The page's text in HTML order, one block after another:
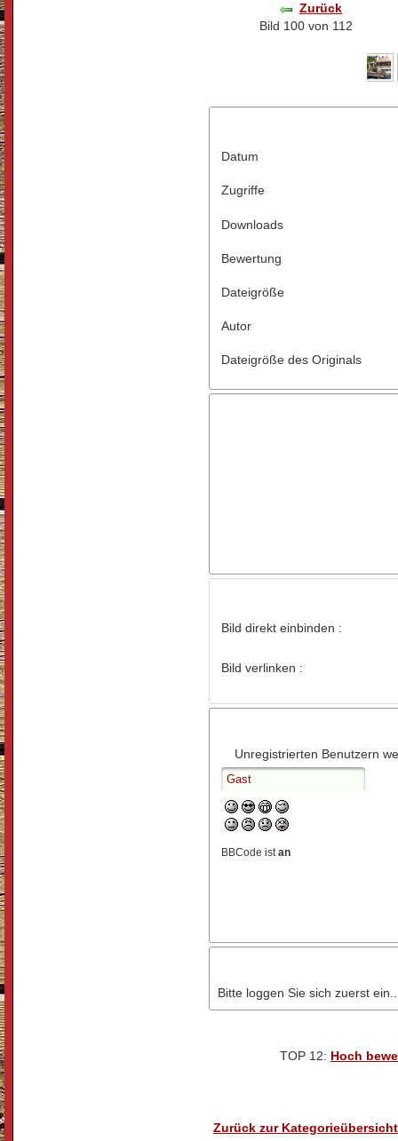
Zurück
Bild 100 von 112
Datum
Zugriffe
Downloads
Bewertung
Dateigröße
Autor
Dateigröße des Originals
Bild direkt einbinden :
Bild verlinken :
Unregistrierten Benutzern
BBCode istan
Bitte loggen Sie sich zuerst
TOP 12: Hoch
Zurück zur Kategorieübersicht